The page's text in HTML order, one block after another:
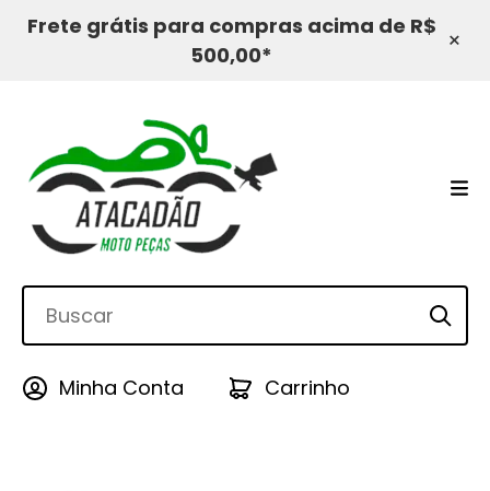
Frete grátis para compras acima de R$
500,00*
×
Minha Conta Carrinho